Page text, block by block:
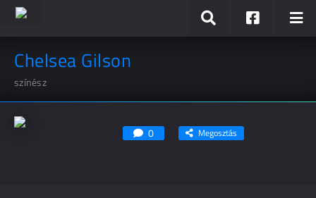
Chelsea Gilson
színész
0 Megosztás